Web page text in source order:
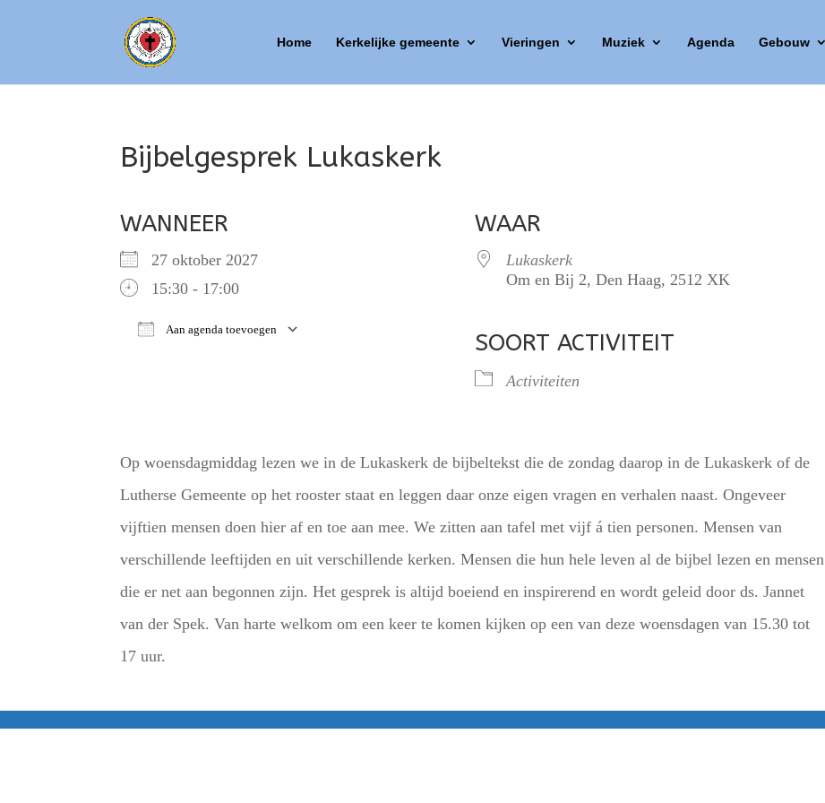
Home Kerkelijke gemeente Vieringen Muziek Agenda Gebouw
Bijbelgesprek Lukaskerk
WANNEER
27 oktober 2027
15:30 - 17:00
Aan agenda toevoegen
WAAR
Lukaskerk
Om en Bij 2, Den Haag, 2512 XK
SOORT ACTIVITEIT
Activiteiten
Op woensdagmiddag lezen we in de Lukaskerk de bijbeltekst die de zondag daarop in de Lukaskerk of de
Lutherse Gemeente op het rooster staat en leggen daar onze eigen vragen en verhalen naast. Ongeveer
vijftien mensen doen hier af en toe aan mee. We zitten aan tafel met vijf á tien personen. Mensen van
verschillende leeftijden en uit verschillende kerken. Mensen die hun hele leven al de bijbel lezen en mensen
die er net aan begonnen zijn. Het gesprek is altijd boeiend en inspirerend en wordt geleid door ds. Jannet
van der Spek. Van harte welkom om een keer te komen kijken op een van deze woensdagen van 15.30 tot
17 uur.